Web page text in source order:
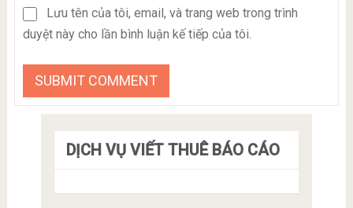
Lưu tên của tôi, email, và trang web trong trình
duyệt này cho lần bình luận kế tiếp của tôi.
DỊCH VỤ VIẾT THUÊ BÁO CÁO